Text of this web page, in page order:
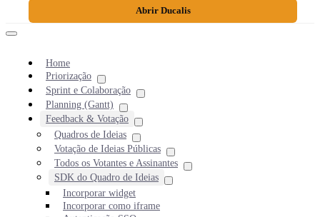
Abrir Ducalis
Home
Priorização
Sprint e Colaboração
Planning (Gantt)
Feedback & Votação
Quadros de Ideias
Votação de Ideias Públicas
Todos os Votantes e Assinantes
SDK do Quadro de Ideias
Incorporar widget
Incorporar como iframe